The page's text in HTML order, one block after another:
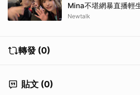
Mina不堪網暴直播輕
Newtalk
轉發 (0)
貼文 (0)